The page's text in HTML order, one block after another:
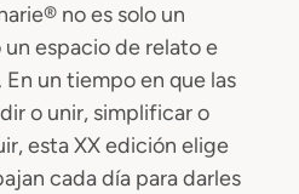
no es solo un
espacio de relato e
un tiempo en que las
o unir, simplificar o
esta XX edición elige
cada día para darles